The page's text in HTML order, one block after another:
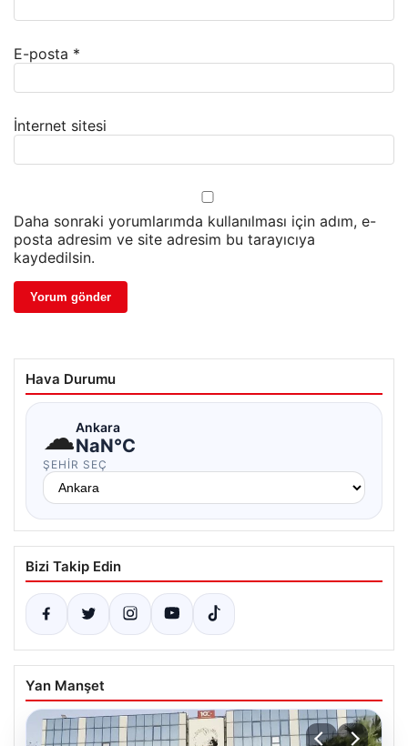
E-posta *
İnternet sitesi
Daha sonraki yorumlarımda kullanılması için adım, e-
posta adresim ve site adresim bu tarayıcıya
kaydedilsin.
Hava Durumu
☁Ankara
NaN°C
ŞEHIR SEÇ
Bizi Takip Edin
Yan Manşet